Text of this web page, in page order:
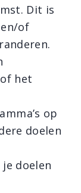
Dit is
of
het
op
doelen
doelen